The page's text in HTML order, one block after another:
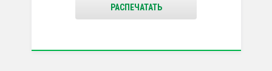
РАСПЕЧАТАТЬ